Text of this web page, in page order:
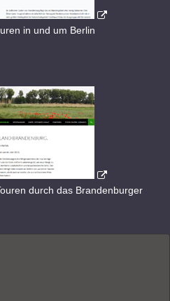
in und um Berlin
durch das Brandenburger